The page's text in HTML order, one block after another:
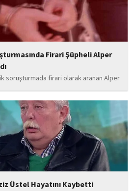
Firari Şüpheli Alper
soruşturmada firari olarak aranan Alper
emniyetteki işlemlerinin ardından
Üstel Hayatını Kaybetti